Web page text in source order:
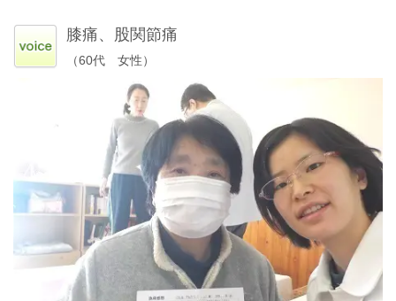
膝痛、股関節痛
（60代 女性）